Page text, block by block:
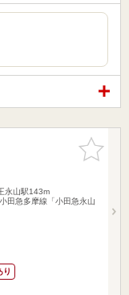
お気に入
りに追加
永山駅143m
田急多摩線「小田急永山
り